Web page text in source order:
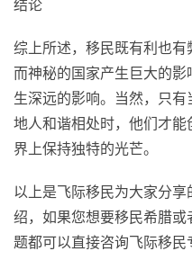
结论
综上所述，移民既有利也
而神秘的国家产生巨大的
生深远的影响。当然，只
地人和谐相处时，他们才
界上保持独特的光芒。
以上是飞际移民为大家分
绍，如果您想要移民希腊或
题都可以直接咨询飞际移民